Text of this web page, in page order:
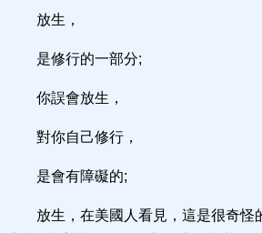
放生，
是修行的一部分;
你誤會放生，
對你自己修行，
是會有障礙的;
放生，在美國人看見，這是很奇怪